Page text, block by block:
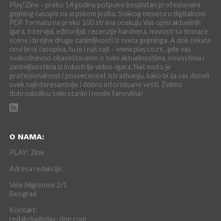
Play!Zine - preko 14 godina potpuno besplatan profesionalni
gejming časopis na srpskom jeziku. Svakog meseca u digitalnom
PDF formatu na preko 100 strana očekuju Vas opisi aktuelnih
igara, intervjui, editorijali, recenzije hardvera, novosti sa domaće
scene i brojne druge zanimljivosti iz sveta gejminga. A dok čekate
novi broj časopisa, tu je i naš sajt - www.play.co.rs , gde vas
svakodnevno obaveštavamo o svim aktuelnostima, novostima i
zanimljivostima iz industrije video-igara. Naš moto je
profesionalnost i posvećenost istraživanju, kako bi za vas doneli
uvek najinteresantnije i dobro informisane vesti. Želimo
dobrodošlicu svim starim i novim fanovima!
O NAMA:
PLAY! Zine
Adresa redakcije:
Vele Nigrinove 2/1
Beograd
Kontakt:
redakcija@play-zine.com